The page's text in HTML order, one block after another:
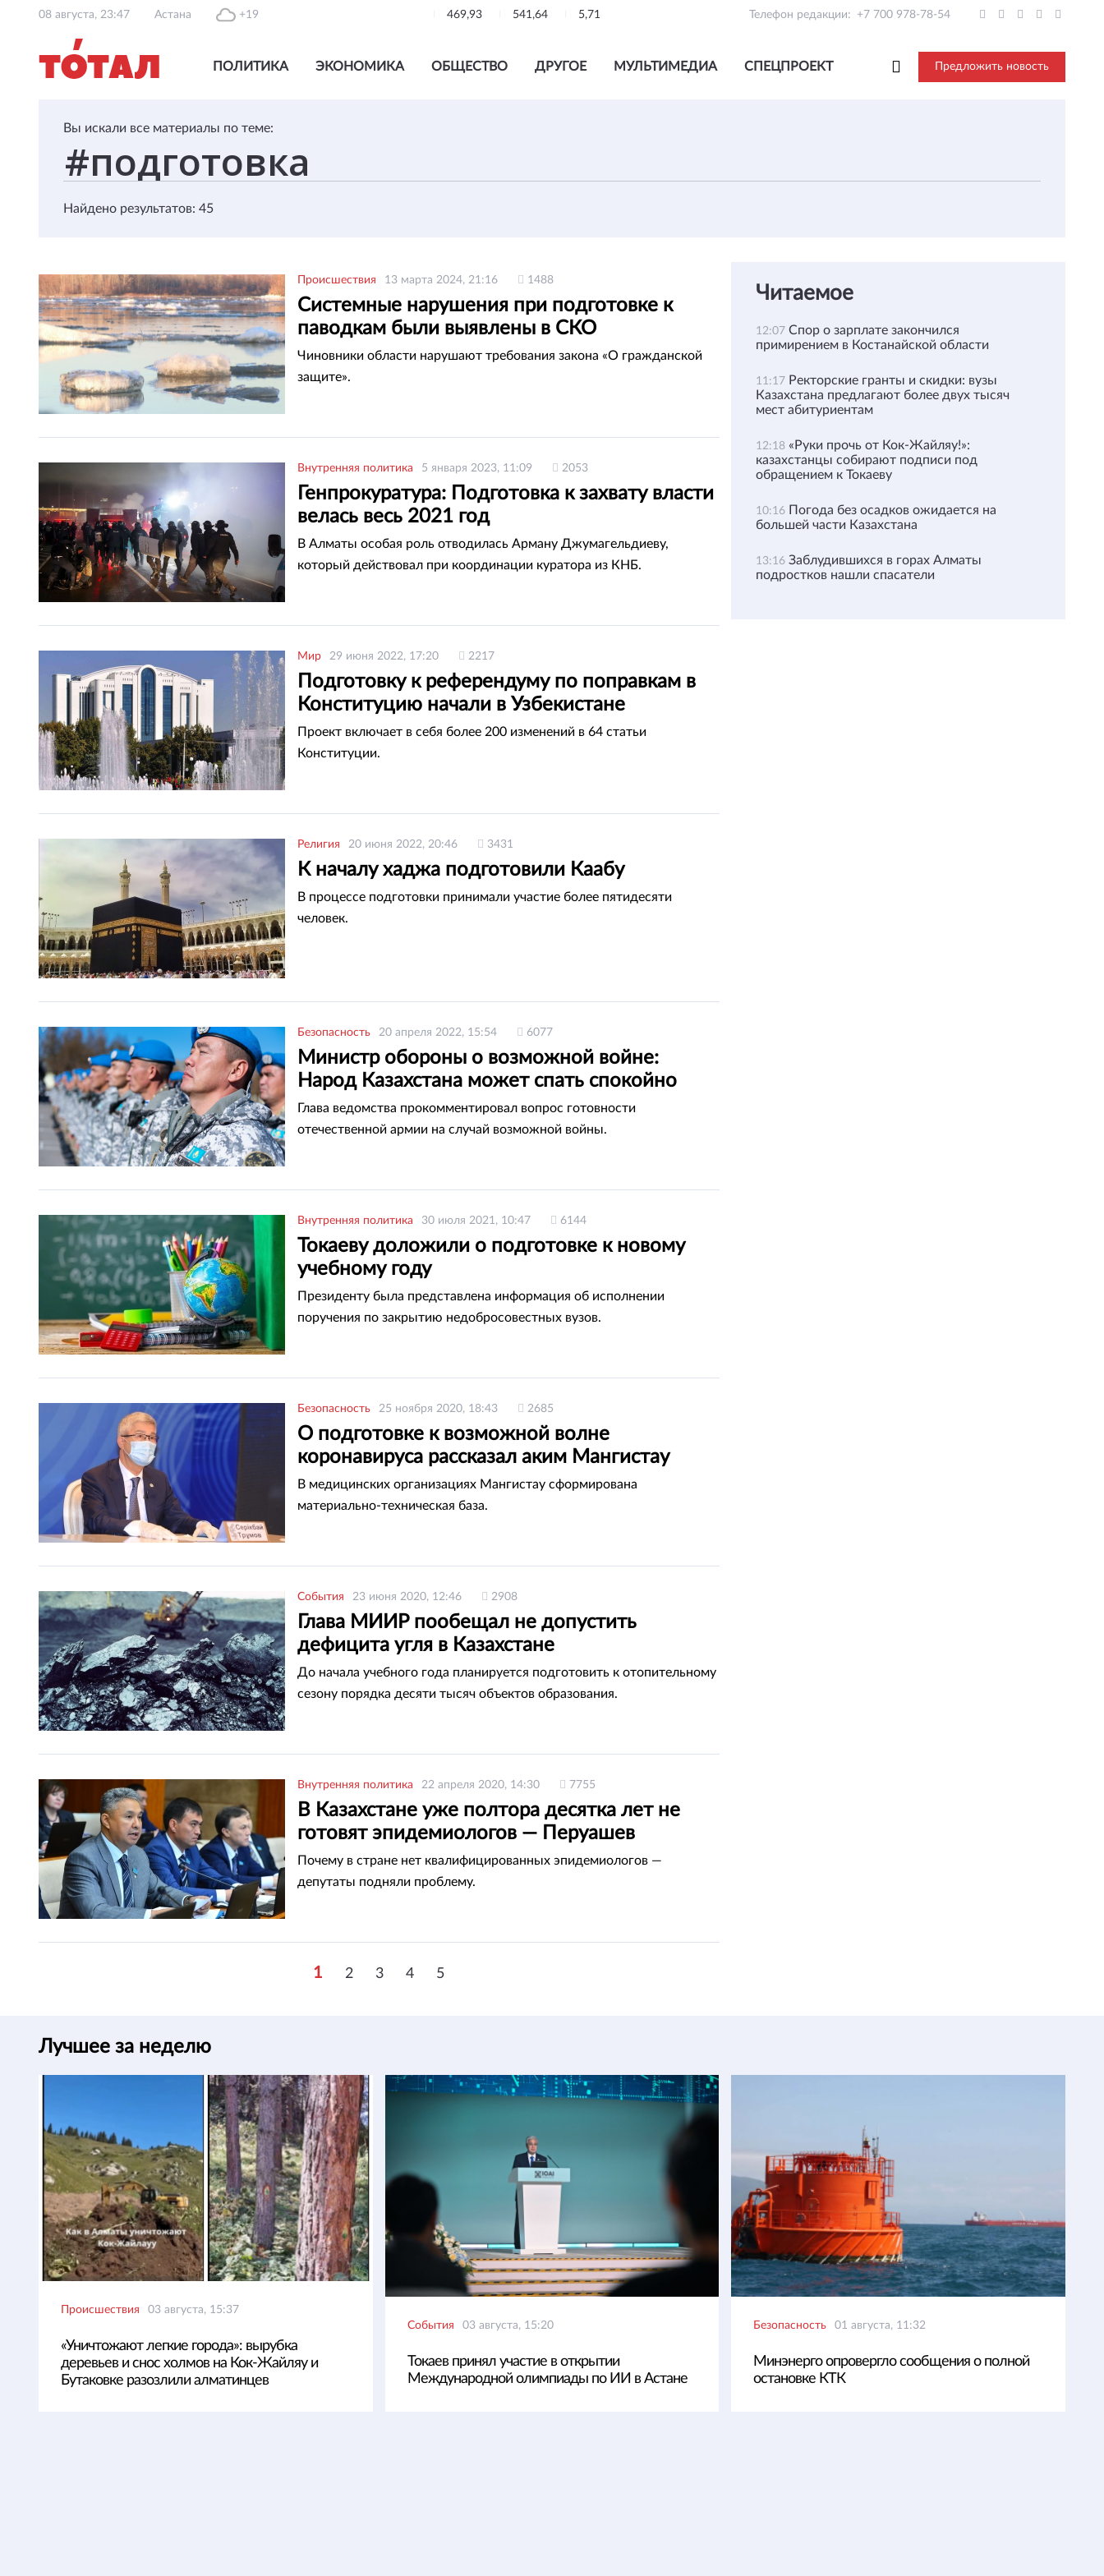
08 августа, 23:47 Астана +19 469,93 541,64 5,71 Телефон редакции: +7 700 978-78-54
ПОЛИТИКА ЭКОНОМИКА ОБЩЕСТВО ДРУГОЕ МУЛЬТИМЕДИА СПЕЦПРОЕКТ Предложить новость
Вы искали все материалы по теме:
Найдено результатов: 45
Происшествия 13 марта 2024, 21:16 1488
Системные нарушения при подготовке к
паводкам были выявлены в СКО
Чиновники области нарушают требования закона «О гражданской
защите».
Внутренняя политика 5 января 2023, 11:09 2053
Генпрокуратура: Подготовка к захвату власти
велась весь 2021 год
В Алматы особая роль отводилась Арману Джумагельдиеву,
который действовал при координации куратора из КНБ.
Мир 29 июня 2022, 17:20 2217
Подготовку к референдуму по поправкам в
Конституцию начали в Узбекистане
Проект включает в себя более 200 изменений в 64 статьи
Конституции.
Религия 20 июня 2022, 20:46 3431
К началу хаджа подготовили Каабу
В процессе подготовки принимали участие более пятидесяти
человек.
Безопасность 20 апреля 2022, 15:54 6077
Министр обороны о возможной войне:
Народ Казахстана может спать спокойно
Глава ведомства прокомментировал вопрос готовности
отечественной армии на случай возможной войны.
Внутренняя политика 30 июля 2021, 10:47 6144
Токаеву доложили о подготовке к новому
учебному году
Президенту была представлена информация об исполнении
поручения по закрытию недобросовестных вузов.
Безопасность 25 ноября 2020, 18:43 2685
О подготовке к возможной волне
коронавируса рассказал аким Мангистау
В медицинских организациях Мангистау сформирована
материально-техническая база.
События 23 июня 2020, 12:46 2908
Глава МИИР пообещал не допустить
дефицита угля в Казахстане
До начала учебного года планируется подготовить к отопительному
сезону порядка десяти тысяч объектов образования.
Внутренняя политика 22 апреля 2020, 14:30 7755
В Казахстане уже полтора десятка лет не
готовят эпидемиологов — Перуашев
Почему в стране нет квалифицированных эпидемиологов —
депутаты подняли проблему.
1 2 3 4 5
Читаемое
12:07 Спор о зарплате закончился
примирением в Костанайской области
11:17 Ректорские гранты и скидки: вузы
Казахстана предлагают более двух тысяч
мест абитуриентам
12:18 «Руки прочь от Кок-Жайляу!»:
казахстанцы собирают подписи под
обращением к Токаеву
10:16 Погода без осадков ожидается на
большей части Казахстана
13:16 Заблудившихся в горах Алматы
подростков нашли спасатели
Лучшее за неделю
Происшествия 03 августа, 15:37
«Уничтожают легкие города»: вырубка
деревьев и снос холмов на Кок-Жайляу и
Бутаковке разозлили алматинцев
События 03 августа, 15:20
Токаев принял участие в открытии
Международной олимпиады по ИИ в Астане
Безопасность 01 августа, 11:32
Минэнерго опровергло сообщения о полной
остановке КТК